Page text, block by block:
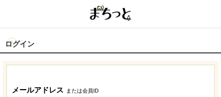
ログイン
メールアドレス または会員ID